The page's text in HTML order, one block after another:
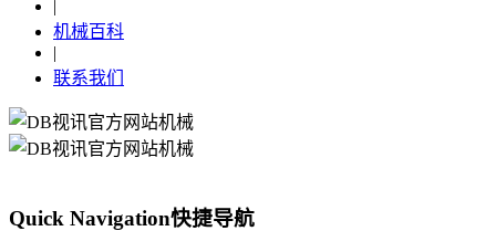
|
机械百科
|
联系我们
Quick Navigation快捷导航